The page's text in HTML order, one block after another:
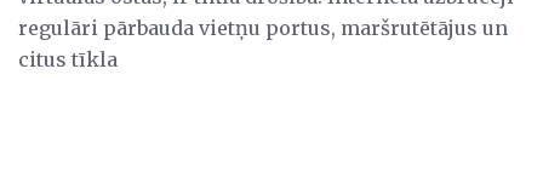
regulāri pārbauda vietņu portus, maršrutētājus un
citus tīkla